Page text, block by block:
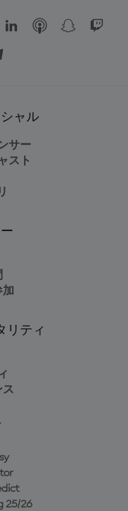
ャル
サー
スト
リティ
ス
25/26